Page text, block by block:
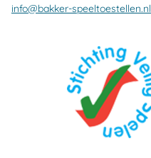
info@bakker-speeltoestellen.nl